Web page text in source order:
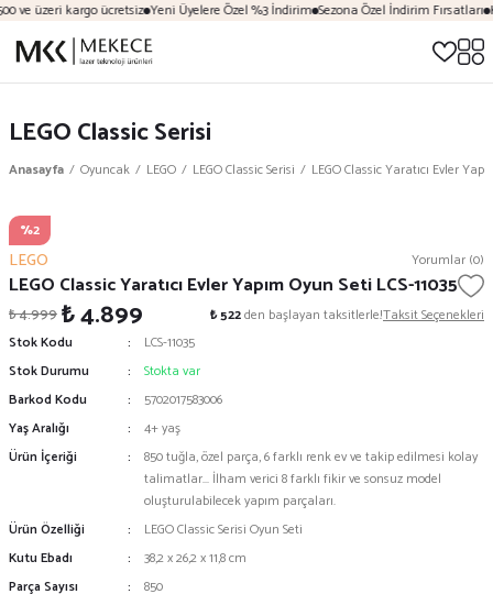
ve üzeri kargo ücretsiz Yeni Üyelere Özel %3 İndirim Sezona Özel İndirim Fırsatları
LEGO Classic Serisi
Anasayfa Oyuncak LEGO LEGO Classic Serisi LEGO Classic Yaratıcı Evler
%2
LEGO Yorumlar (0)
LEGO Classic Yaratıcı Evler Yapım Oyun Seti LCS-11035
₺ 4.999₺ 4.899 ₺ 522den başlayan taksitlerle!Taksit Seçenekleri
Stok Kodu
LCS-11035
Stok Durumu
Stokta var
Barkod Kodu
5702017583006
Yaş Aralığı
4+ yaş
Ürün İçeriği
850 tuğla, özel parça, 6 farklı renk ev ve takip edilmesi kolay
talimatlar... İlham verici 8 farklı fikir ve sonsuz model
oluşturulabilecek yapım parçaları.
Ürün Özelliği
LEGO Classic Serisi Oyun Seti
Kutu Ebadı
38,2 x 26,2 x 11,8 cm
Parça Sayısı
850